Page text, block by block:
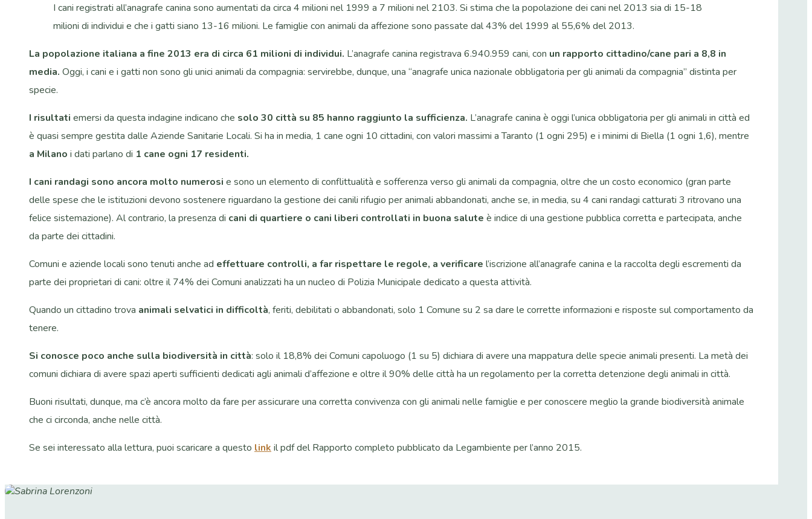
I cani registrati all’anagrafe canina sono aumentati da circa 4 milioni nel 1999 a 7 milioni nel 2103. Si stima che la popolazione dei cani nel 2013 sia di 15-18
milioni di individui e che i gatti siano 13-16 milioni. Le famiglie con animali da affezione sono passate dal 43% del 1999 al 55,6% del 2013.
La popolazione italiana a fine 2013 era di circa 61 milioni di individui. L’anagrafe canina registrava 6.940.959 cani, con un rapporto cittadino/cane pari a 8,8 in
media. Oggi, i cani e i gatti non sono gli unici animali da compagnia: servirebbe, dunque, una “anagrafe unica nazionale obbligatoria per gli animali da compagnia” distinta per
specie.
I risultati emersi da questa indagine indicano che solo 30 città su 85 hanno raggiunto la sufficienza. L’anagrafe canina è oggi l’unica obbligatoria per gli animali in città ed
è quasi sempre gestita dalle Aziende Sanitarie Locali. Si ha in media, 1 cane ogni 10 cittadini, con valori massimi a Taranto (1 ogni 295) e i minimi di Biella (1 ogni 1,6), mentre
a Milano i dati parlano di 1 cane ogni 17 residenti.
I cani randagi sono ancora molto numerosi e sono un elemento di conflittualità e sofferenza verso gli animali da compagnia, oltre che un costo economico (gran parte
delle spese che le istituzioni devono sostenere riguardano la gestione dei canili rifugio per animali abbandonati, anche se, in media, su 4 cani randagi catturati 3 ritrovano una
felice sistemazione). Al contrario, la presenza di cani di quartiere o cani liberi controllati in buona salute è indice di una gestione pubblica corretta e partecipata, anche
da parte dei cittadini.
Comuni e aziende locali sono tenuti anche ad effettuare controlli, a far rispettare le regole, a verificare l’iscrizione all’anagrafe canina e la raccolta degli escrementi da
parte dei proprietari di cani: oltre il 74% dei Comuni analizzati ha un nucleo di Polizia Municipale dedicato a questa attività.
Quando un cittadino trova animali selvatici in difficoltà, feriti, debilitati o abbandonati, solo 1 Comune su 2 sa dare le corrette informazioni e risposte sul comportamento da
tenere.
Si conosce poco anche sulla biodiversità in città: solo il 18,8% dei Comuni capoluogo (1 su 5) dichiara di avere una mappatura delle specie animali presenti. La metà dei
comuni dichiara di avere spazi aperti sufficienti dedicati agli animali d’affezione e oltre il 90% delle città ha un regolamento per la corretta detenzione degli animali in città.
Buoni risultati, dunque, ma c’è ancora molto da fare per assicurare una corretta convivenza con gli animali nelle famiglie e per conoscere meglio la grande biodiversità animale
che ci circonda, anche nelle città.
Se sei interessato alla lettura, puoi scaricare a questo link il pdf del Rapporto completo pubblicato da Legambiente per l’anno 2015.